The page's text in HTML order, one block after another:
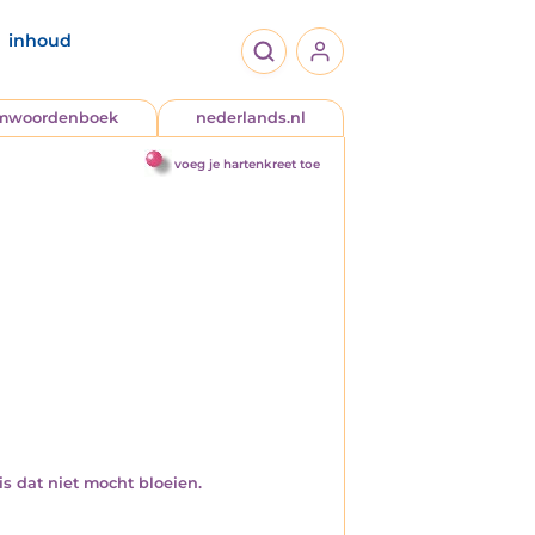
inhoud
nederlands.nl
voeg je hartenkreet toe
dat niet mocht bloeien.